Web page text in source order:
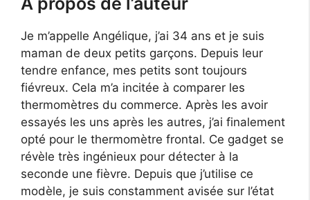
Je m’appelle Angélique, j’ai 34 ans et je suis
maman de deux petits garçons. Depuis leur
tendre enfance, mes petits sont toujours
fiévreux. Cela m’a incitée à comparer les
thermomètres du commerce. Après les avoir
essayés les uns après les autres, j’ai finalement
opté pour le thermomètre frontal. Ce gadget se
révèle très ingénieux pour détecter à la
seconde une fièvre. Depuis que j’utilise ce
modèle, je suis constamment avisée sur l’état